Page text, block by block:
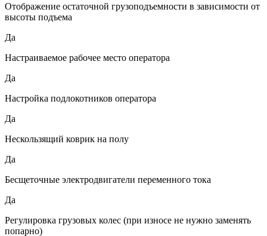
Отображение остаточной грузоподъемности в зависимости от
высоты подъема
Да
Настраиваемое рабочее место оператора
Да
Настройка подлокотников оператора
Да
Нескользящий коврик на полу
Да
Бесщеточные электродвигатели переменного тока
Да
Регулировка грузовых колес (при износе не нужно заменять
попарно)